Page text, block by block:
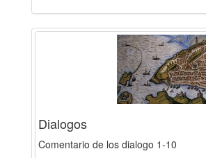
Dialogos
Comentario de los dialogo 1-10